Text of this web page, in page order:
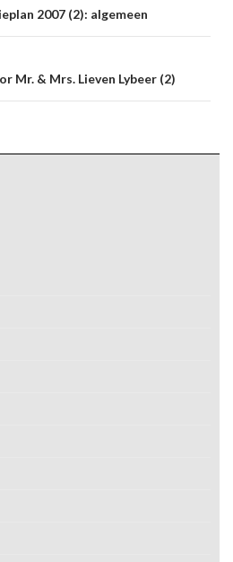
2007 (2): algemeen
Mr. & Mrs. Lieven Lybeer (2)